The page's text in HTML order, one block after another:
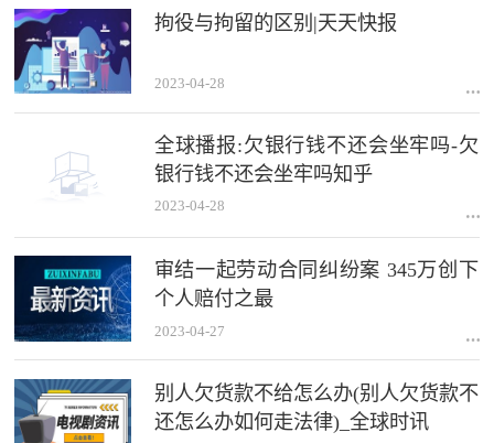
拘役与拘留的区别|天天快报
2023-04-28
全球播报:欠银行钱不还会坐牢吗-欠
银行钱不还会坐牢吗知乎
2023-04-28
审结一起劳动合同纠纷案 345万创下
个人赔付之最
2023-04-27
别人欠货款不给怎么办(别人欠货款不
还怎么办如何走法律)_全球时讯